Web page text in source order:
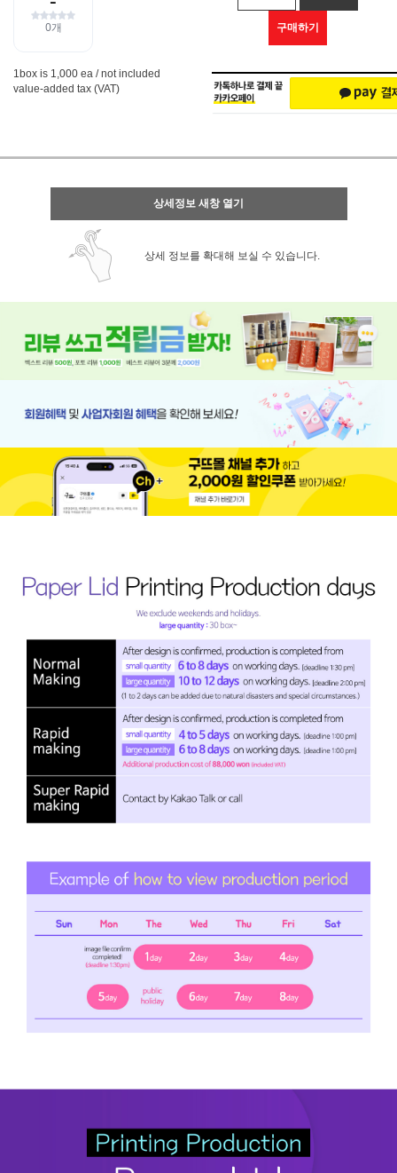
1box is 1,000 ea / not included
value-added tax (VAT)
구매하기
상세정보 새창 열기
상세 정보를 확대해 보실 수 있습니다.